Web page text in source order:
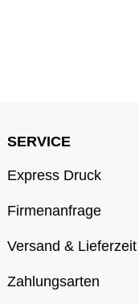
SERVICE
Express Druck
Firmenanfrage
Versand & Lieferzeit
Zahlungsarten